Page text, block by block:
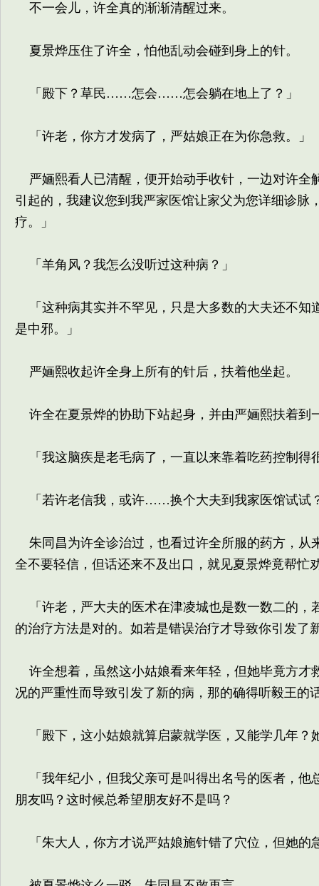
不一会儿，许全真的渐渐清醒过来。
夏景烨压住了许全，怕他乱动会碰到身上的针。
「殿下？草民……怎会……怎会躺在地上了？」
「许老，你方才发病了，严姑娘正在为你急救。」
严婳熙看人已清醒，便开始动手收针，一边对许全
引起的，我建议您到我严家医馆让家父为您详细诊
疗。」
「羊角风？我怎么没听过这种病？」
「这种病其实并不罕见，只是大多数的大夫还不知
是中邪。」
严婳熙收起许全身上所有的针后，扶着他坐起。
许全在夏景烨的协助下站起身，并由严婳熙扶着到
「我这脑疾是老毛病了，一直以来靠着吃药控制得
「若许老信我，或许……换个大夫到我家医馆试试
朱同昌为许全诊治过，也看过许全所服的药方，从
全不要轻信，但话还来不及出口，就见夏景烨竟帮忙
「许老，严大夫的医术在津凌城也是数一数二的，
的治疗方法是对的。如若是错误治疗才导致你引发了
许全想着，虽然这小姑娘看来年轻，但她毕竟方才
况的严重性而导致引发了新的病，那的确得听毅王的
「殿下，这小姑娘就算启蒙就学医，又能学几年？
「我年纪小，但我父亲可是叫得出名号的医者，他
朋友吗？这时候总希望朋友好不是吗？
「朱大人，你方才说严姑娘施针错了穴位，但她